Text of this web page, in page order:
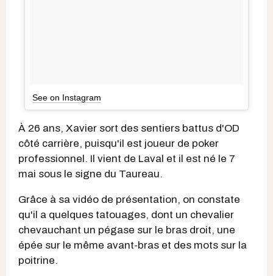
See on Instagram
À 26 ans, Xavier sort des sentiers battus d'OD
côté carrière, puisqu'il est joueur de poker
professionnel. Il vient de Laval et il est né le 7
mai sous le signe du Taureau.
Grâce à sa vidéo de présentation, on constate
qu'il a quelques tatouages, dont un chevalier
chevauchant un pégase sur le bras droit, une
épée sur le même avant-bras et des mots sur la
poitrine.